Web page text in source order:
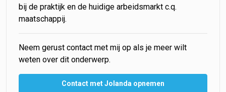
bij de praktijk en de huidige arbeidsmarkt c.q.
maatschappij.
Neem gerust contact met mij op als je meer wilt
weten over dit onderwerp.
Contact met Jolanda opnemen